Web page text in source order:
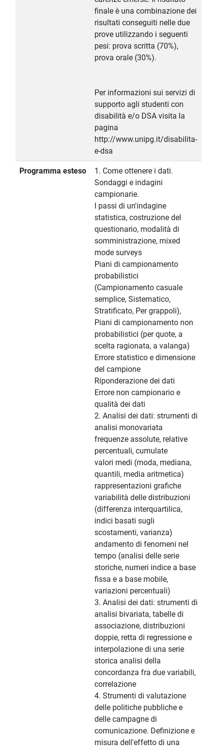
finale è una combinazione dei
risultati conseguiti nelle due
prove utilizzando i seguenti
pesi: prova scritta (70%),
prova orale (30%).
Per informazioni sui servizi di
supporto agli studenti con
disabilità e/o DSA visita la
pagina
http://www.unipg.it/disabilita-
e-dsa
Programma esteso
1. Come ottenere i dati.
Sondaggi e indagini
campionarie.
I passi di un'indagine
statistica, costruzione del
questionario, modalità di
somministrazione, mixed
mode surveys
Piani di campionamento
probabilistici
(Campionamento casuale
semplice, Sistematico,
Stratificato, Per grappoli),
Piani di campionamento non
probabilistici (per quote, a
scelta ragionata, a valanga)
Errore statistico e dimensione
del campione
Riponderazione dei dati
Errore non campionario e
qualità dei dati
2. Analisi dei dati: strumenti di
analisi monovariata
frequenze assolute, relative
percentuali, cumulate
valori medi (moda, mediana,
quantili, media aritmetica)
rappresentazioni grafiche
variabilità delle distribuzioni
(differenza interquartilica,
indici basati sugli
scostamenti, varianza)
andamento di fenomeni nel
tempo (analisi delle serie
storiche, numeri indice a base
fissa e a base mobile,
variazioni percentuali)
3. Analisi dei dati: strumenti di
analisi bivariata, tabelle di
associazione, distribuzioni
doppie, retta di regressione e
interpolazione di una serie
storica analisi della
concordanza fra due variabili,
correlazione
4. Strumenti di valutazione
delle politiche pubbliche e
delle campagne di
comunicazione. Definizione e
misura dell'effetto di una